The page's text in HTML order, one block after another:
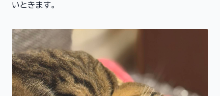
いときます。